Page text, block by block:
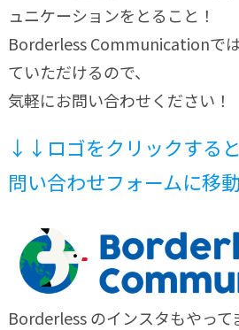
ュニケーションをとること！
Borderless Communicationで
ていただけるので、
気軽にお問い合わせください！
↓↓ロゴをクリックする
問い合わせフォームに移
Borderless のインスタもやって